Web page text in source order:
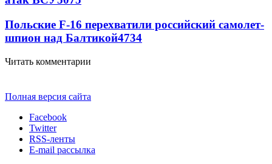
Польские F-16 перехватили российский самолет-
шпион над Балтикой4734
Читать комментарии
Полная версия сайта
Facebook
Twitter
RSS-ленты
E-mail рассылка